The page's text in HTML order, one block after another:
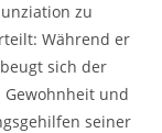
zu
Während er
sich der
Gewohnheit und
seiner